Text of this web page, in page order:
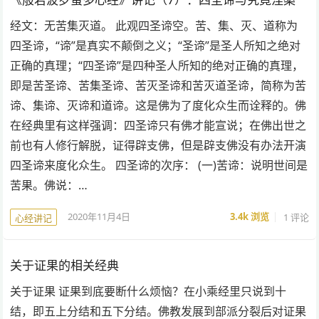
经文：无苦集灭道。 此观四圣谛空。苦、集、灭、道称为
四圣谛，“谛”是真实不颠倒之义；“圣谛”是圣人所知之绝对
正确的真理；“四圣谛”是四种圣人所知的绝对正确的真理，
即是苦圣谛、苦集圣谛、苦灭圣谛和苦灭道圣谛，简称为苦
谛、集谛、灭谛和道谛。这是佛为了度化众生而诠释的。佛
在经典里有这样强调：四圣谛只有佛才能宣说；在佛出世之
前也有人修行解脱，证得辟支佛，但是辟支佛没有办法开演
四圣谛来度化众生。 四圣谛的次序： (一)苦谛：说明世间是
苦果。佛说：…
心经讲记 2020年11月4日 3.4k浏览 1 评论
关于证果的相关经典
关于证果 证果到底要断什么烦恼？在小乘经里只说到十
结，即五上分结和五下分结。佛教发展到部派分裂后对证果